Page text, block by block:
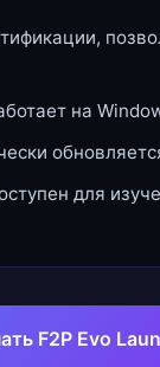
на
для
F2P Evo